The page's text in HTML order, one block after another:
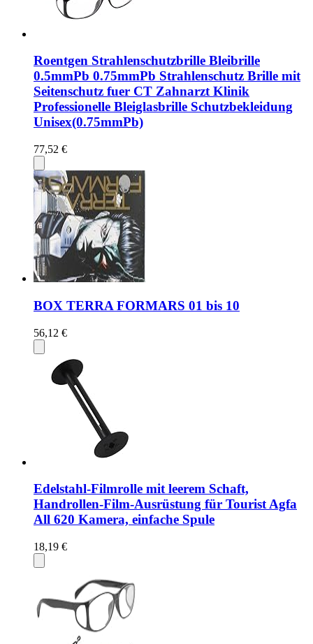
Roentgen Strahlenschutzbrille Bleibrille
0.5mmPb 0.75mmPb Strahlenschutz Brille mit
Seitenschutz fuer CT Zahnarzt Klinik
Professionelle Bleiglasbrille Schutzbekleidung
Unisex(0.75mmPb)
77,52 €
BOX TERRA FORMARS 01 bis 10
56,12 €
Edelstahl-Filmrolle mit leerem Schaft,
Handrollen-Film-Ausrüstung für Tourist Agfa
All 620 Kamera, einfache Spule
18,19 €